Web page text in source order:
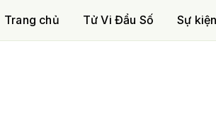
Trang chủ Tử Vi Đẩu Số Sự kiện